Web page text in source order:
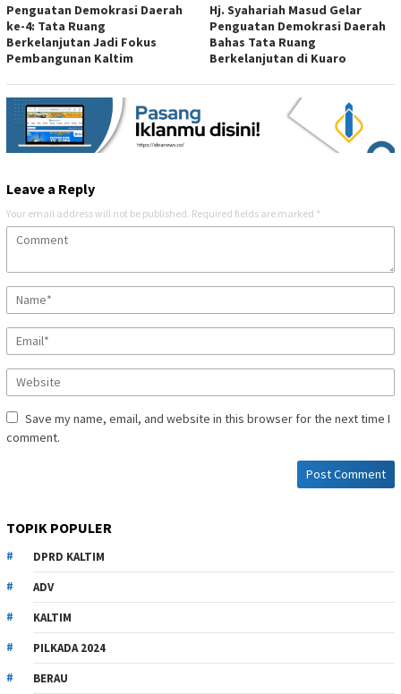
Penguatan Demokrasi Daerah
ke-4: Tata Ruang
Berkelanjutan Jadi Fokus
Pembangunan Kaltim
Hj. Syahariah Masud Gelar
Penguatan Demokrasi Daerah
Bahas Tata Ruang
Berkelanjutan di Kuaro
Leave a Reply
Your email address will not be published. Required fields are marked *
Save my name, email, and website in this browser for the next time I
comment.
TOPIK POPULER
DPRD KALTIM
ADV
KALTIM
PILKADA 2024
BERAU